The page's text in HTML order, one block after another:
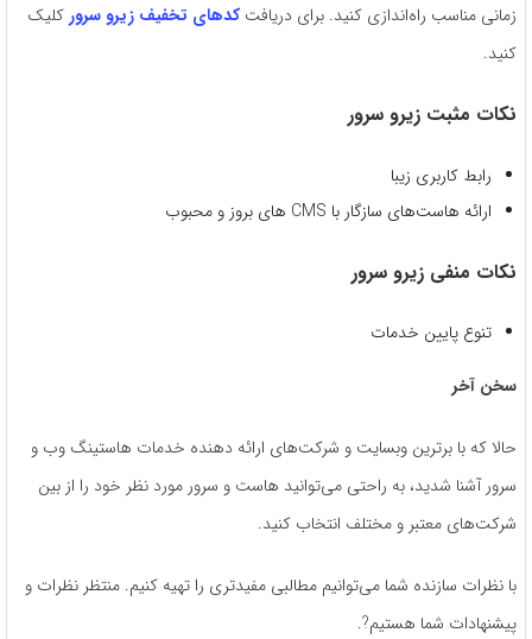
زمانی مناسب راه‌اندازی کنید. برای دریافتکدهای تخفیف زیرو سرور کلیک
کنید.
نکات مثبت زیرو سرور
رابط کاربری زیبا
ارائه هاست‌های سازگار با CMS های بروز و محبوب
نکات منفی زیرو سرور
تنوع پایین خدمات
سخن آخر
حالا که با برترین وبسایت و شرکت‌های ارائه دهنده خدمات هاستینگ وب و
سرور آشنا شدید، به راحتی می‌توانید هاست و سرور مورد نظر خود را از بین
شرکت‌های معتبر و مختلف انتخاب کنید.
با نظرات سازنده شما می‌توانیم مطالبی مفیدتری را تهیه کنیم. منتظر نظرات و
پیشنهادات شما هستیم?.